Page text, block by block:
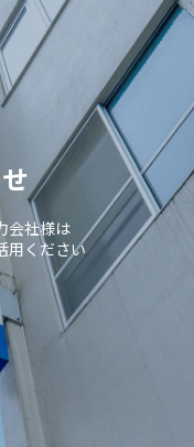
会社様は
用ください